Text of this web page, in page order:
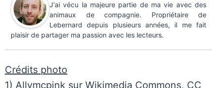
J'ai vécu la majeure partie de ma vie avec des
animaux de compagnie. Propriétaire de
Lebernard depuis plusieurs années, il me fait
plaisir de partager ma passion avec les lecteurs.
Crédits photo
1) Allymcpink sur Wikimedia Commons, CC